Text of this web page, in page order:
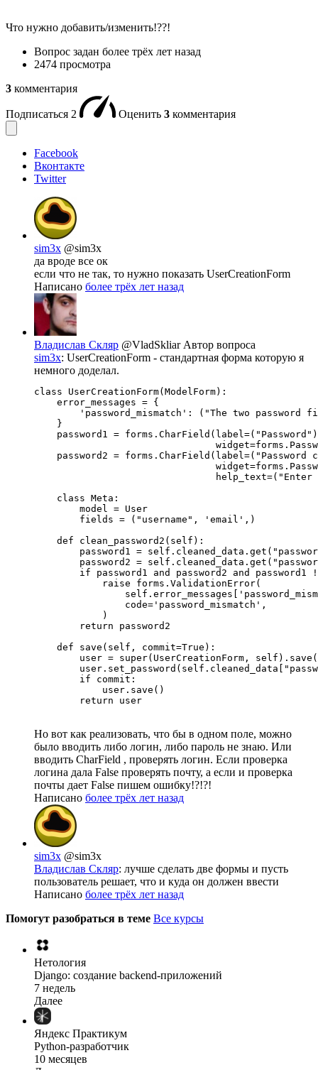
Что нужно добавить/изменить!??!
Вопрос задан более трёх лет назад
2474 просмотра
3 комментария
Подписаться 2 Оценить 3 комментария
Facebook
Вконтакте
Twitter
sim3x @sim3x
да вроде все ок
если что не так, то нужно показать UserCreationForm
Написано более трёх лет назад
Владислав Скляр @VladSkliar Автор вопроса
sim3x: UserCreationForm - стандартная форма которую я
немного доделал.
class UserCreationForm(ModelForm):
    error_messages = {
'password_mismatch': ("The two password
    }
password1 =
password2 = forms.CharField(label=("Password
help_text=("Enter
    class Meta:
        model = User
        fields = ("username", 'email',)
    def clean_password2(self):
password1 =
password2 =
if password1 and password2 and password1
            raise forms.ValidationError(
                code='password_mismatch',
            )
        return password2
    def save(self, commit=True):
user = super(UserCreationForm,
        if commit:
            user.save()
        return user
Но вот как реализовать, что бы в одном поле, можно
было вводить либо логин, либо пароль не знаю. Или
вводить CharField , проверять логин. Если проверка
логина дала False проверять почту, а если и проверка
почты дает False пишем ошибку!?!?!
Написано более трёх лет назад
sim3x @sim3x
Владислав Скляр: лучше сделать две формы и пусть
пользователь решает, что и куда он должен ввести
Написано более трёх лет назад
Помогут разобраться в теме Все курсы
Нетология
Django: создание backend-приложений
7 недель
Далее
Яндекс Практикум
Python-разработчик
10 месяцев